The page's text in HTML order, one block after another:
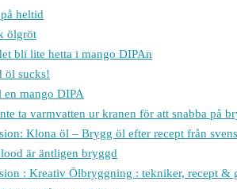
heltid
ölgröt
bli lite hetta i mango DIPAn
öl sucks!
en mango DIPA
ta varmvatten ur kranen för att snabba på
Klona öl – Brygg öl efter recept från
är äntligen bryggd
: Kreativ Ölbryggning : tekniker, recept &